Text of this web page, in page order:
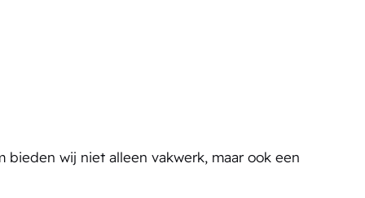
wij niet alleen vakwerk, maar ook een